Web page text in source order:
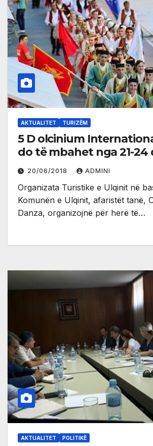
AKTUALITET TURIZËM
5 D olcinium
do të mbahet nga 21-24
20/06/2018 ADMINI
Organizata Turistike e Ulqinit në
Komunën e Ulqinit, afaristët tanë,
Danza, organizojnë për herë të…
AKTUALITET POLITIKË